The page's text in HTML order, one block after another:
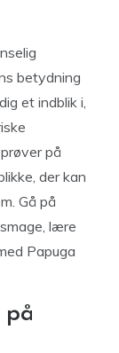
betydning
et indblik i,
på
der kan
Gå på
lære
Papuga
på